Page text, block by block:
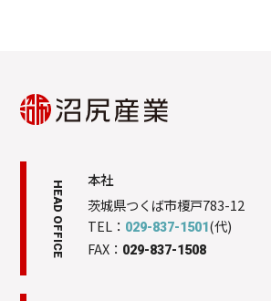
HEAD OFFICE
本社
茨城県つくば市榎戸783-12
TEL： 029-837-1501(代)
FAX： 029-837-1508